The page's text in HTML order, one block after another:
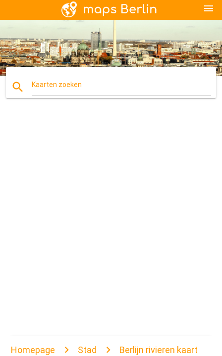
menu
search Kaarten zoeken
Homepage Stad Berlijn rivieren kaart